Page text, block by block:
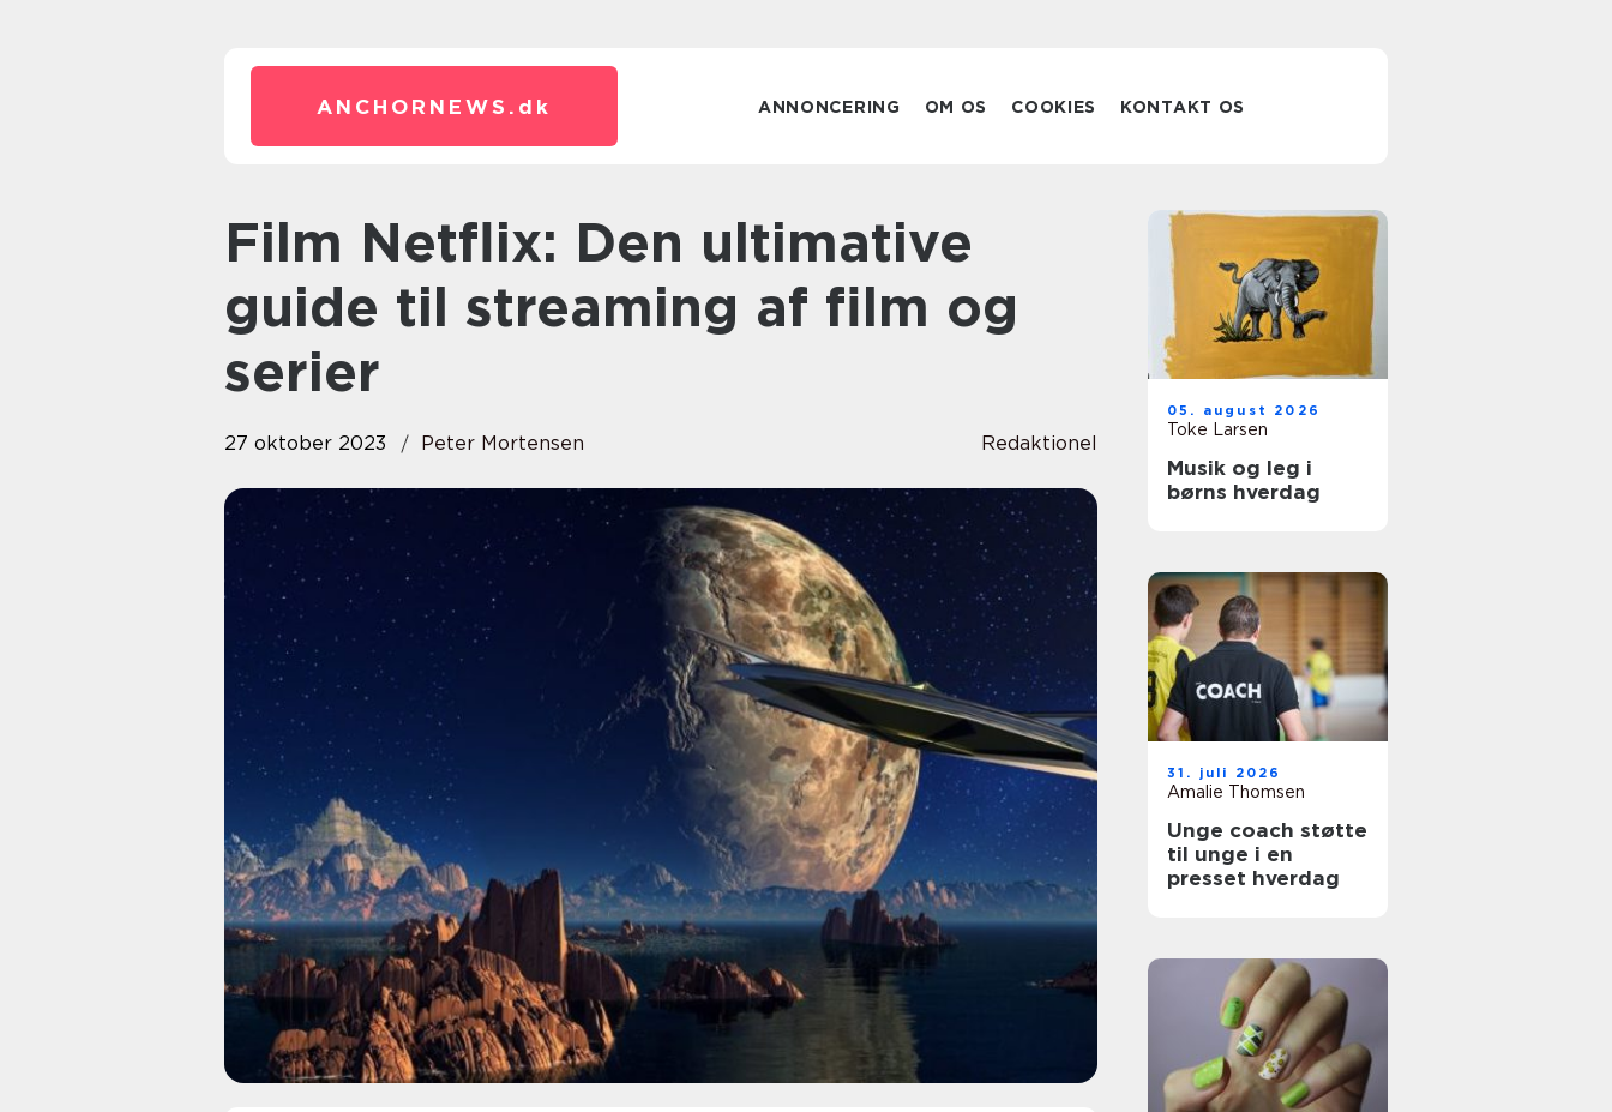
ANCHORNEWS. dk ANNONCERING OM OS COOKIES KONTAKT OS
Film Netflix: Den ultimative
guide til streaming af film og
serier
27 oktober 2023 Peter Mortensen Redaktionel
05. august 2026
Toke Larsen
Musik og leg i
børns hverdag
31. juli 2026
Amalie Thomsen
Unge coach støtte
til unge i en
presset hverdag